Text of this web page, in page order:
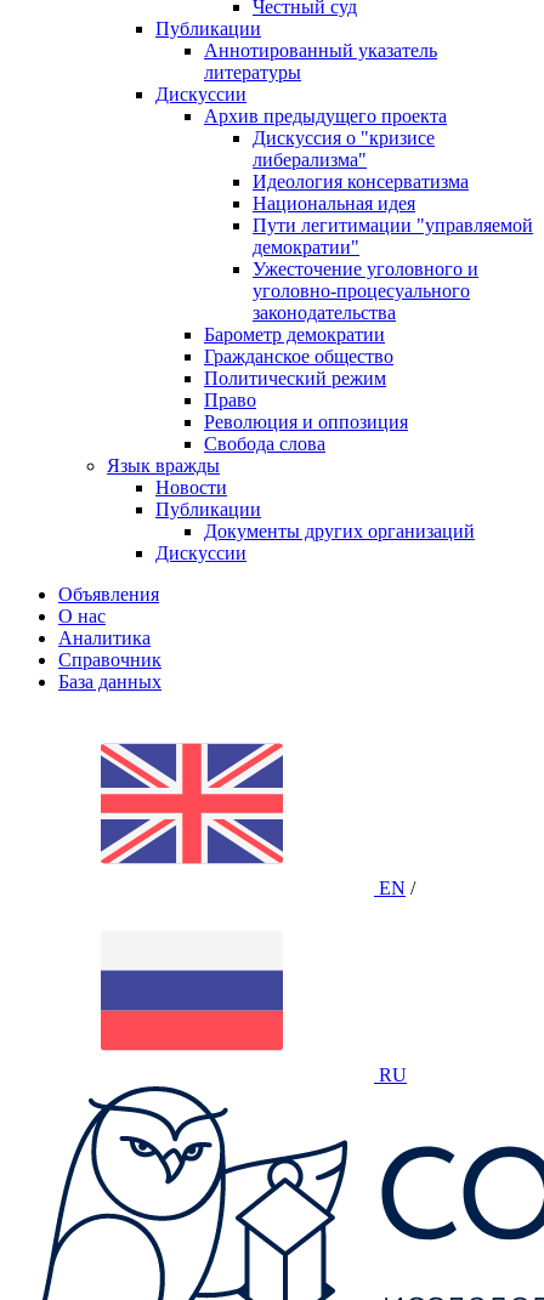
Честный суд
Публикации
Аннотированный указатель
литературы
Дискуссии
Архив предыдущего проекта
Дискуссия о "кризисе
либерализма"
Идеология консерватизма
Национальная идея
Пути легитимации "управляемой
демократии"
Ужесточение уголовного и
уголовно-процесуального
законодательства
Барометр демократии
Гражданское общество
Политический режим
Право
Революция и оппозиция
Свобода слова
Язык вражды
Новости
Публикации
Документы других организаций
Дискуссии
Объявления
О нас
Аналитика
Справочник
База данных
EN /
RU